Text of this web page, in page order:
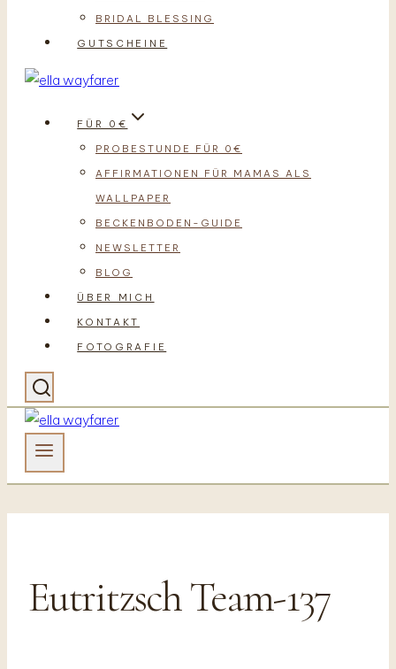
BRIDAL BLESSING
GUTSCHEINE
FÜR 0€
PROBESTUNDE FÜR 0€
AFFIRMATIONEN FÜR MAMAS ALS
WALLPAPER
BECKENBODEN-GUIDE
NEWSLETTER
BLOG
ÜBER MICH
KONTAKT
FOTOGRAFIE
Eutritzsch Team-137